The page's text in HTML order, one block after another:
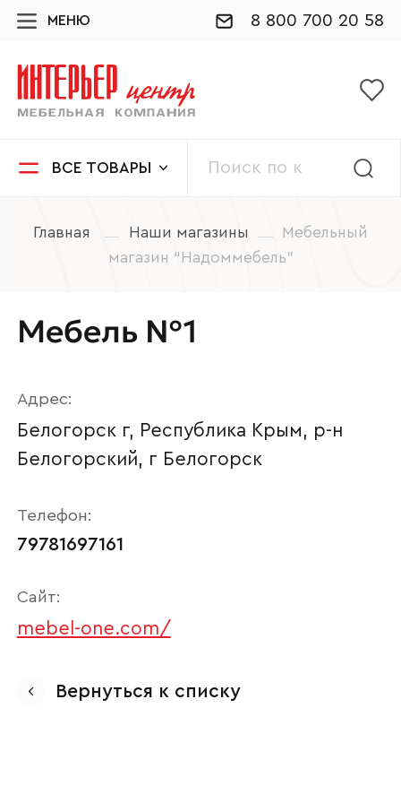
МЕНЮ 8 800 700 20 58
ВСЕ ТОВАРЫ
Главная Наши магазины
Мебельный
магазин “Надоммебель”
Мебель №1
Адрес:
Белогорск г, Республика Крым, р-н
Белогорский, г Белогорск
Телефон:
79781697161
Сайт:
mebel-one.com/
Вернуться к списку
Ваше имя